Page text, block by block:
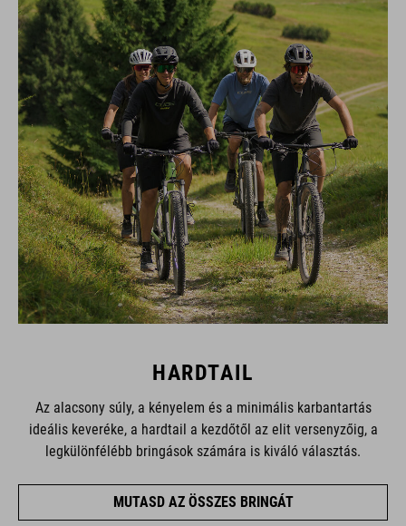
HARDTAIL
Az alacsony súly, a kényelem és a minimális karbantartás
ideális keveréke, a hardtail a kezdőtől az elit versenyzőig, a
legkülönfélébb bringások számára is kiváló választás.
MUTASD AZ ÖSSZES BRINGÁT